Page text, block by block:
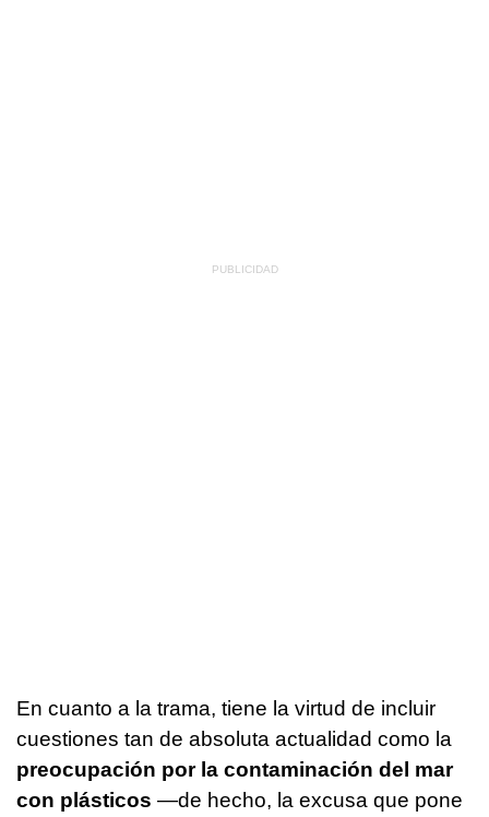
En cuanto a la trama, tiene la virtud de incluir
cuestiones tan de absoluta actualidad como la
preocupación por la contaminación del mar
con plásticos —de hecho, la excusa que pone